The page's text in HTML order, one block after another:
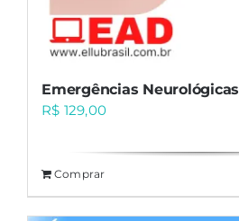
Emergências Neurológicas
R$ 129,00
Comprar